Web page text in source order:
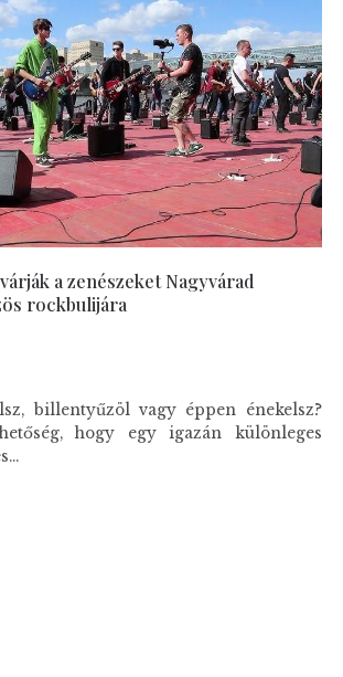
a zenészeket Nagyvárad
rockbulijára
billentyűzöl vagy éppen énekelsz?
hogy egy igazán különleges